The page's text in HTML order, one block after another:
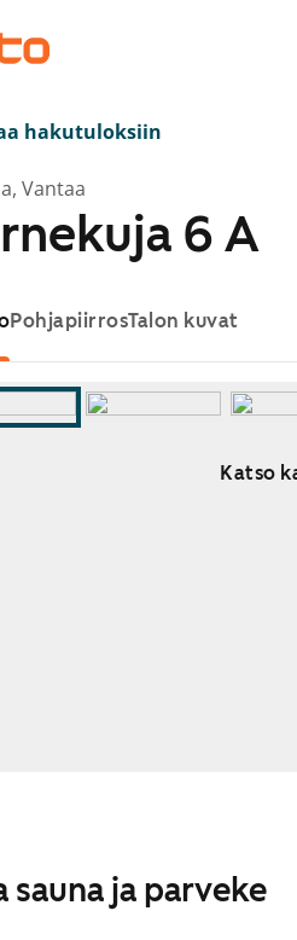
hakutuloksiin
Vantaa
6 A
PohjapiirrosTalon kuvat
Katso
sauna ja parveke